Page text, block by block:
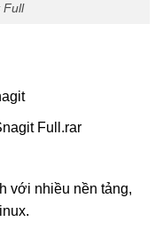
Full
Full.rar
với nhiều nền tảng,